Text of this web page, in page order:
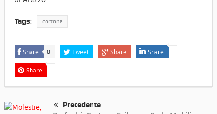
Tags: cortona
Share 0 Tweet Share Share
Share
Precedente